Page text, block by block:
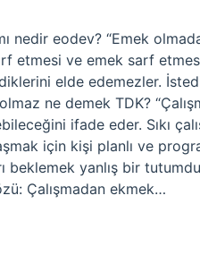
nedir eodev? “Emek
etmesi ve emek sarf
elde edemezler.
ne demek TDK?
ifade eder. Sıkı
için kişi planlı ve
beklemek yanlış bir
Çalışmadan ekmek…